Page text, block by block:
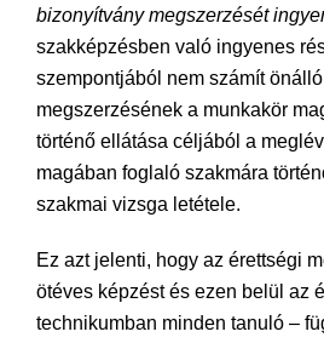
bizonyítvány megszerzését
szakképzésben való ingyenes
szempontjából nem számít
megszerzésének a munkakör
történő ellátása céljából a
magában foglaló szakmára
szakmai vizsga letétele.
Ez azt jelenti, hogy az érettségi
ötéves képzést és ezen belül az
technikumban minden tanuló –